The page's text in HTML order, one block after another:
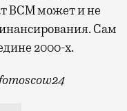
ВСМ может и не
Сам
2000-х.